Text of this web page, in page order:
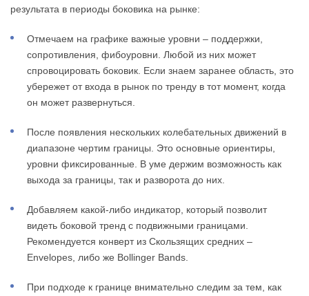
результата в периоды боковика на рынке:
Отмечаем на графике важные уровни – поддержки,
сопротивления, фибоуровни. Любой из них может
спровоцировать боковик. Если знаем заранее область, это
убережет от входа в рынок по тренду в тот момент, когда
он может развернуться.
После появления нескольких колебательных движений в
диапазоне чертим границы. Это основные ориентиры,
уровни фиксированные. В уме держим возможность как
выхода за границы, так и разворота до них.
Добавляем какой-либо индикатор, который позволит
видеть боковой тренд с подвижными границами.
Рекомендуется конверт из Скользящих средних –
Envelopes, либо же Bollinger Bands.
При подходе к границе внимательно следим за тем, как